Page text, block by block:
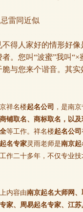
忌雷同近似
人家好的情形好像
。您叫“波蜜”我叫“×
脆与您来个谐音。其实
祥名楼起名公司 ，是南
铺取名、商标取名，以
等工作。祥名楼起名公司
名专家灵雨老师是南京起
工作二十多年，不仅专业
内容由南京起名大师网
家、周易起名专家、江